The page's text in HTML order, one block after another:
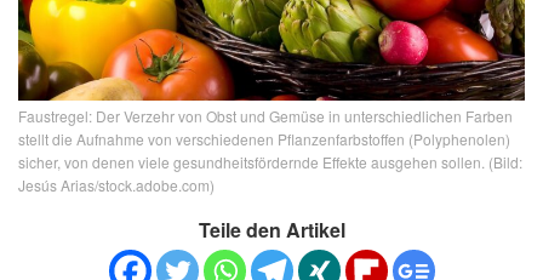
Faustregel: Der Verzehr von Obst und Gemüse in unterschiedlichen Farben
stellt die Aufnahme von verschiedenen Pflanzenfarbstoffen (Polyphenolen)
sicher, von denen viele gesundheitsfördernde Effekte ausgehen sollen. (Bild:
Jesús Arias/stock.adobe.com)
Teile den Artikel